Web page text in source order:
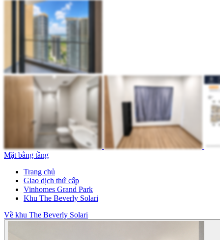
Mặt bằng tầng
Trang chủ
Giao dịch thứ cấp
Vinhomes Grand Park
Khu The Beverly Solari
Về khu The Beverly Solari